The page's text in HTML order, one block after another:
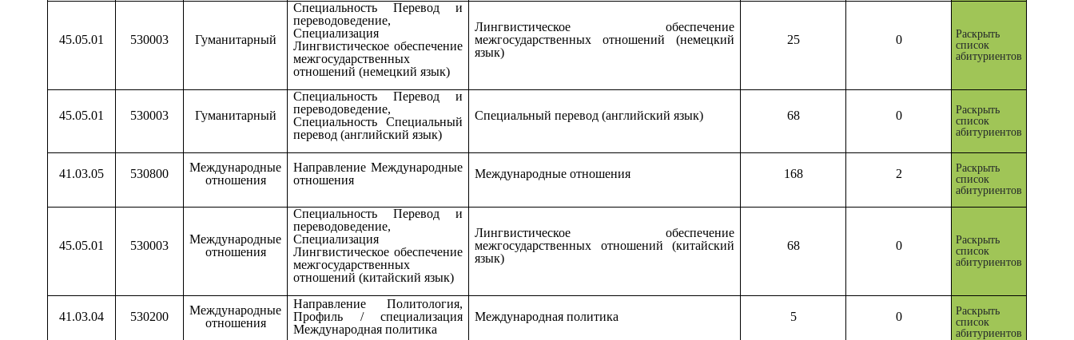
45.05.01 530003 Гуманитарный
Специальность Перевод и
переводоведение,
Специализация
Лингвистическое обеспечение
межгосударственных
отношений (немецкий язык)
Лингвистическое обеспечение
межгосударственных отношений (немецкий
язык)
25 0
Раскрыть
список
абитуриентов
45.05.01 530003 Гуманитарный
Специальность Перевод и
переводоведение,
Специальность Специальный
перевод (английский язык)
Специальный перевод (английский язык) 68 0
Раскрыть
список
абитуриентов
41.03.05 530800
Международные
отношения
Направление Международные
отношения
Международные отношения 168 2
Раскрыть
список
абитуриентов
45.05.01 530003
Международные
отношения
Специальность Перевод и
переводоведение,
Специализация
Лингвистическое обеспечение
межгосударственных
отношений (китайский язык)
Лингвистическое обеспечение
межгосударственных отношений (китайский
язык)
68 0
Раскрыть
список
абитуриентов
41.03.04 530200
Международные
отношения
Направление Политология,
Профиль / специализация
Международная политика
Международная политика 5 0
Раскрыть
список
абитуриентов